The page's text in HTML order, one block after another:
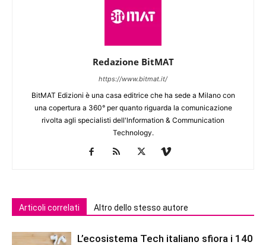
Redazione BitMAT
https://www.bitmat.it/
BitMAT Edizioni è una casa editrice che ha sede a Milano con
una copertura a 360° per quanto riguarda la comunicazione
rivolta agli specialisti dell'lnformation & Communication
Technology.
Articoli correlati Altro dello stesso autore
L’ecosistema Tech italiano sfiora i 140